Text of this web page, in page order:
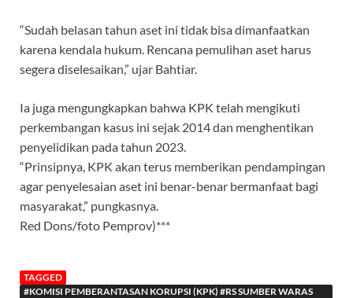
“Sudah belasan tahun aset ini tidak bisa dimanfaatkan
karena kendala hukum. Rencana pemulihan aset harus
segera diselesaikan,” ujar Bahtiar.
Ia juga mengungkapkan bahwa KPK telah mengikuti
perkembangan kasus ini sejak 2014 dan menghentikan
penyelidikan pada tahun 2023.
“Prinsipnya, KPK akan terus memberikan pendampingan
agar penyelesaian aset ini benar-benar bermanfaat bagi
masyarakat,” pungkasnya.
Red Dons/foto Pemprov)***
TAGGED
#KOMISI PEMBERANTASAN KORUPSI (KPK) #RS SUMBER WARAS